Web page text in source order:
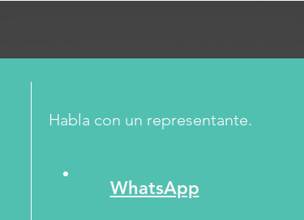
Habla con un representante.
WhatsApp